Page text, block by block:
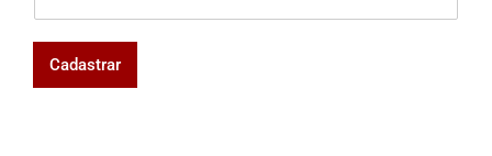
Cadastrar